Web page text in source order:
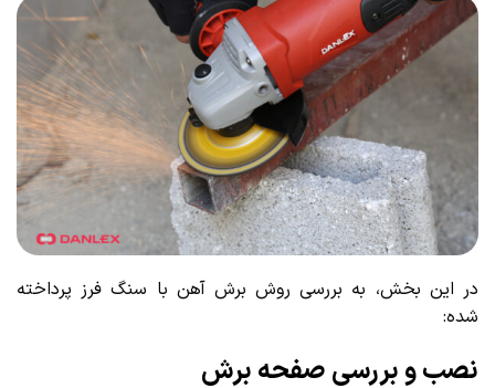
در این بخش، به بررسی روش برش آهن با سنگ فرز پرداخته
شده:
نصب و بررسی صفحه برش